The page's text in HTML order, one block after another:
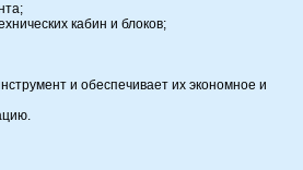
кабин и блоков;
и обеспечивает их экономное и